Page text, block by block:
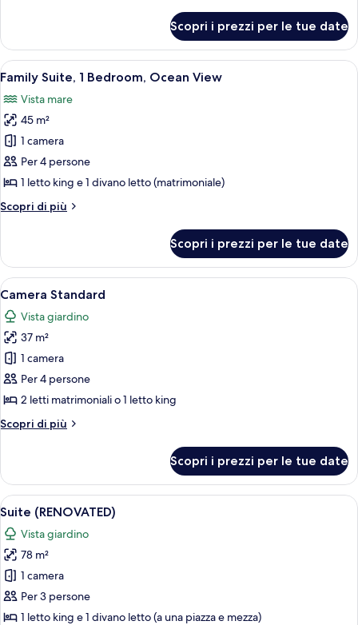
Quadruple
Suite
Bedroom,
Garden
View
Quadruple
Scopri i prezzi per le tue date
Apri
tutte
le
foto
per
Family
Suite,
Bedroom,
Un soggiorno moderno con TV,
8
Family Suite, 1 Bedroom, Ocean View
Vista mare
45 m²
1 camera
Per 4 persone
1 letto king e 1 divano letto (matrimoniale)
Scopri di più
Altri
Suite,
Bedroom,
Ocean
View
Scopri i prezzi per le tue date
Apri
tutte
le
foto
per
Camera
Standard
Una camera d'albergo con due letti,
7
Camera Standard
Vista giardino
37 m²
1 camera
Per 4 persone
2 letti matrimoniali o 1 letto king
Scopri di più
Altri
Standard
Scopri i prezzi per le tue date
Apri
tutte
le
foto
per
Suite
(RENOVATED)
Un soggiorno moderno con un
8
Suite (RENOVATED)
Vista giardino
78 m²
1 camera
Per 3 persone
1 letto king e 1 divano letto (a una piazza e mezza)